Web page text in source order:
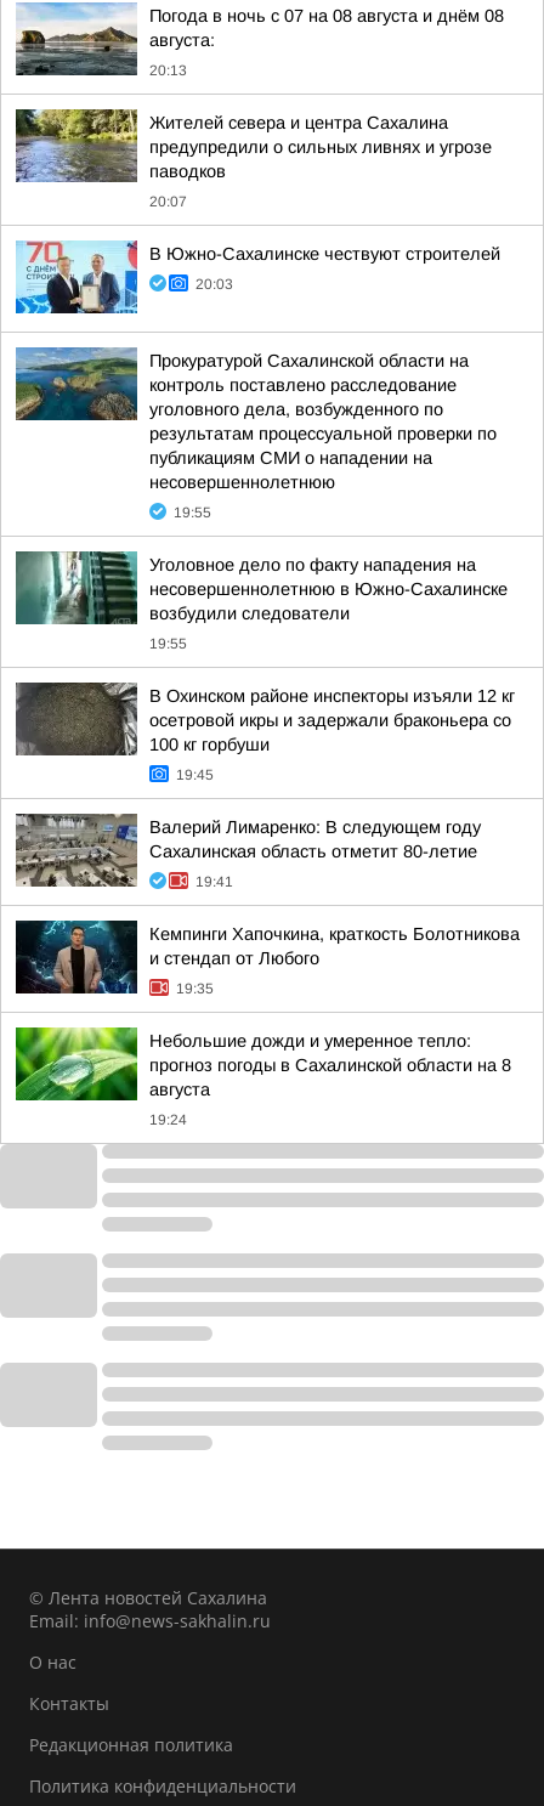
Погода в ночь с 07 на 08 августа и днём 08
августа:
20:13
Жителей севера и центра Сахалина
предупредили о сильных ливнях и угрозе
паводков
20:07
В Южно-Сахалинске чествуют строителей
20:03
Прокуратурой Сахалинской области на
контроль поставлено расследование
уголовного дела, возбужденного по
результатам процессуальной проверки по
публикациям СМИ о нападении на
несовершеннолетнюю
19:55
Уголовное дело по факту нападения на
несовершеннолетнюю в Южно-Сахалинске
возбудили следователи
19:55
В Охинском районе инспекторы изъяли 12 кг
осетровой икры и задержали браконьера со
100 кг горбуши
19:45
Валерий Лимаренко: В следующем году
Сахалинская область отметит 80-летие
19:41
Кемпинги Хапочкина, краткость Болотникова
и стендап от Любого
19:35
Небольшие дожди и умеренное тепло:
прогноз погоды в Сахалинской области на 8
августа
19:24
© Лента новостей Сахалина
Email: info@news-sakhalin.ru
О нас
Контакты
Редакционная политика
Политика конфиденциальности